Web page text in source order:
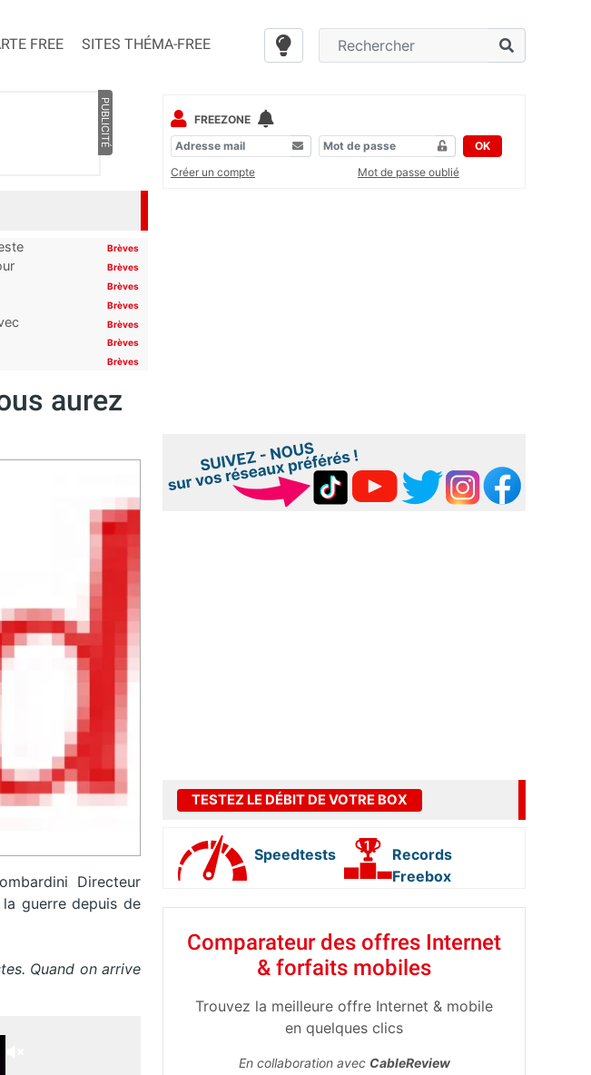
FREE SITES THÉMA-FREE
PUBLICITÉ
Brèves
Brèves
Brèves
Brèves
Brèves
Brèves
Brèves
aurez
Directeur
guerre depuis de
Quand on arrive
FREEZONE
OK
Créer un compte
Mot de passe oublié
TESTEZ LE DÉBIT DE VOTRE BOX
Speedtests
Records
Freebox
Comparateur des offres Internet
& forfaits mobiles
Trouvez la meilleure offre Internet & mobile
en quelques clics
En collaboration avec CableReview